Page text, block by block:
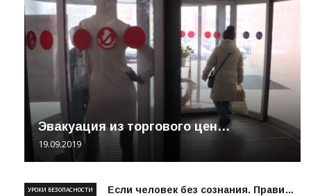
Эвакуация из торгового цен…
19.09.2019
Если человек без сознания. Прави…
УРОКИ БЕЗОПАСНОСТИ